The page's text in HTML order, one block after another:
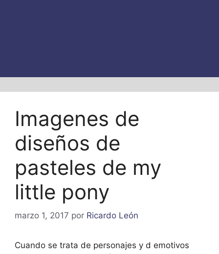
Imagenes de
diseños de
pasteles de my
little pony
marzo 1, 2017 por Ricardo León
Cuando se trata de personajes y d emotivos